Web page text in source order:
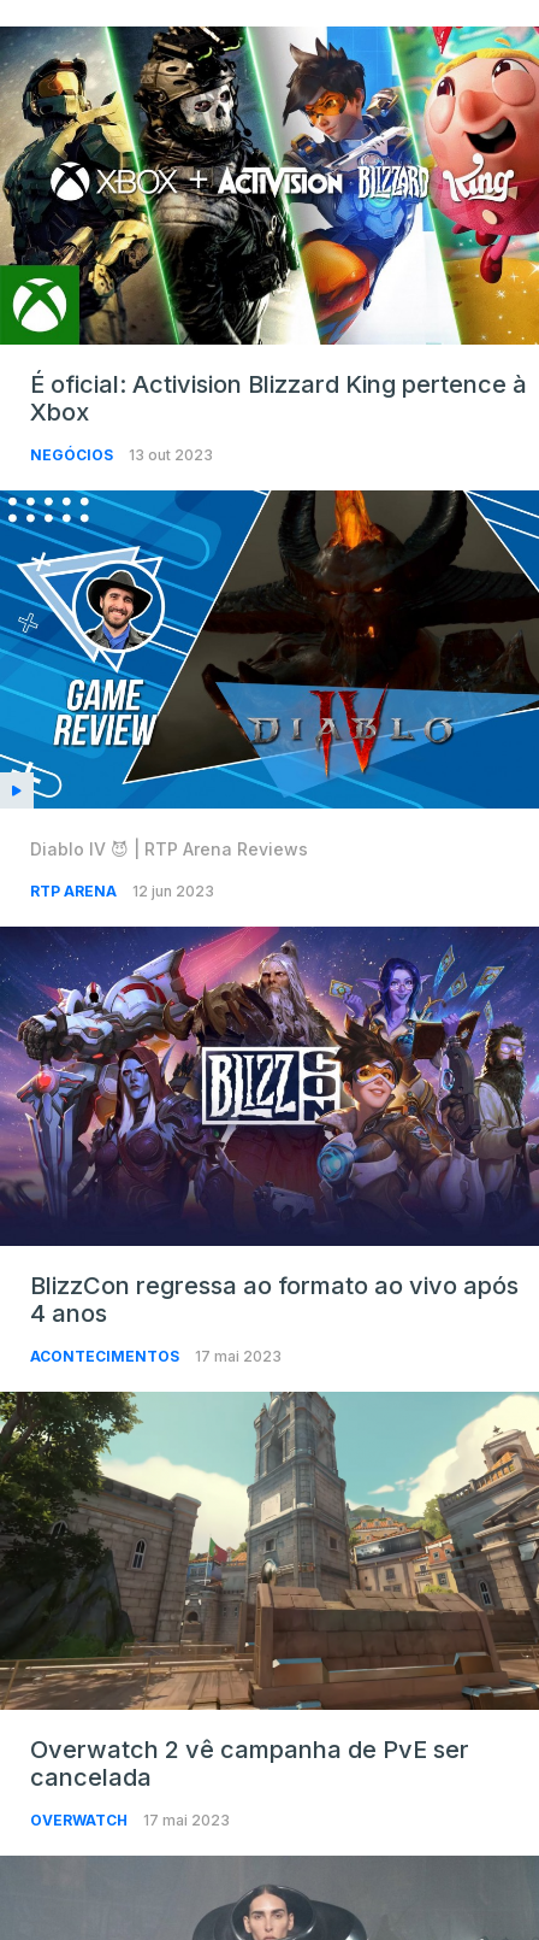
É oficial: Activision Blizzard King pertence à
Xbox
NEGÓCIOS 13 out 2023
Diablo IV 😈 | RTP Arena Reviews
RTP ARENA 12 jun 2023
BlizzCon regressa ao formato ao vivo após
4 anos
ACONTECIMENTOS 17 mai 2023
Overwatch 2 vê campanha de PvE ser
cancelada
OVERWATCH 17 mai 2023